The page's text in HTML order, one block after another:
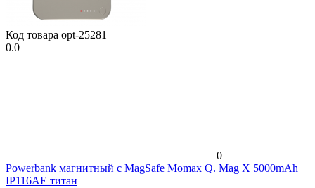
Код товара opt-25281
0.0
0
Powerbank магнитный с MagSafe Momax Q. Mag X 5000mAh
IP116AE титан